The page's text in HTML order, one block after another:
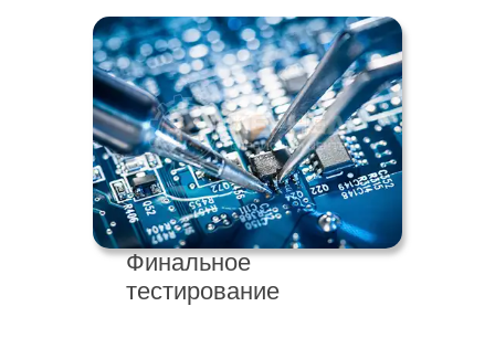
Финальное
тестирование